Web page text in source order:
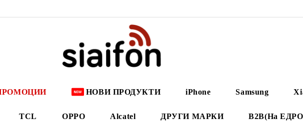
НОВИ ПРОДУКТИ iPhone Samsung
TCL OPPO Alcatel ДРУГИ МАРКИ B2B(На